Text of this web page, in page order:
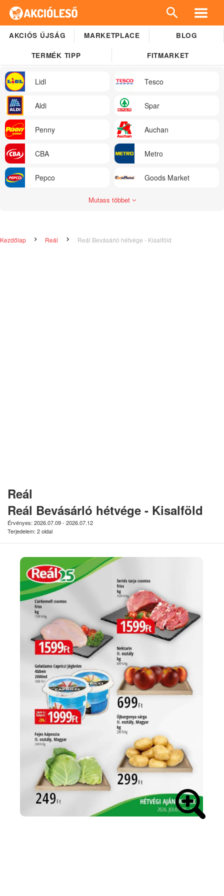
AKCIÓS ÚJSÁG MARKETPLACE BLOG
TERMÉK TIPP FITMARKET
Lidl Tesco
Aldi Spar
Penny Auchan
CBA Metro
Pepco Goods Market
Mutass többet
Kezdőlap Reál Reál Bevásárló hétvége - Kisalföld
Reál
Reál Bevásárló hétvége - Kisalföld
Érvényes: 2026.07.09 - 2026.07.12
Terjedelem: 2 oldal